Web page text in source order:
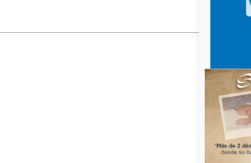
al año 2022. El dato fue ofrecido